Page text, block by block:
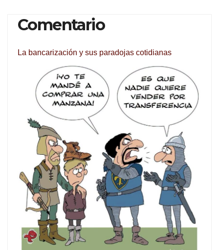
Comentario
La bancarización y sus paradojas cotidianas